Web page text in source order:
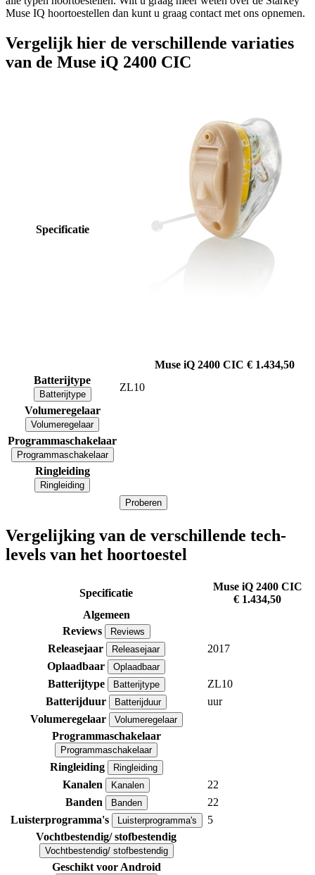
Muse IQ hoortoestellen dan kunt u graag contact met ons opnemen.
Vergelijk hier de verschillende variaties
van de Muse iQ 2400 CIC
Specificatie
Muse iQ 2400 CIC € 1.434,50
Batterijtype
Batterijtype
ZL10
Volumeregelaar
Volumeregelaar
Programmaschakelaar
Programmaschakelaar
Ringleiding
Ringleiding
Proberen
Vergelijking van de verschillende tech-
levels van het hoortoestel
Specificatie
Muse iQ 2400 CIC
€ 1.434,50
Algemeen
Reviews
Reviews
Releasejaar Releasejaar
2017
Oplaadbaar
Oplaadbaar
Batterijtype Batterijtype
ZL10
Batterijduur
Batterijduur
uur
Volumeregelaar
Volumeregelaar
Programmaschakelaar
Programmaschakelaar
Ringleiding Ringleiding
Kanalen Kanalen
22
Banden
Banden
22
Luisterprogramma's
Luisterprogramma's
5
Vochtbestendig/ stofbestendig
Vochtbestendig/ stofbestendig
Geschikt voor Android